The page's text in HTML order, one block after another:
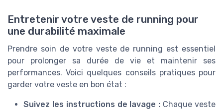
Entretenir votre veste de running pour
une durabilité maximale
Prendre soin de votre veste de running est essentiel
pour prolonger sa durée de vie et maintenir ses
performances. Voici quelques conseils pratiques pour
garder votre veste en bon état :
Suivez les instructions de lavage : Chaque veste